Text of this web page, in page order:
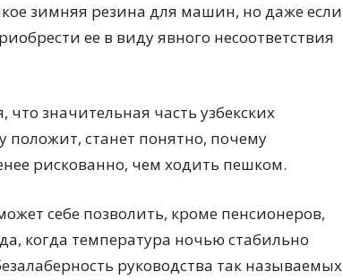
зимняя резина для машин, но даже если
ее в виду явного несоответствия
значительная часть узбекских
положит, станет понятно, почему
рискованно, чем ходить пешком.
себе позволить, кроме пенсионеров,
когда температура ночью стабильно
руководства так называемых